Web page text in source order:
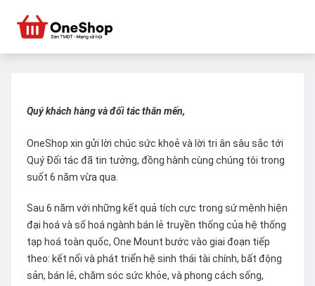
Quý khách hàng và đối tác thân mến,
OneShop xin gửi lời chúc sức khoẻ và lời tri ân sâu sắc tới
Quý Đối tác đã tin tưởng, đồng hành cùng chúng tôi trong
suốt 6 năm vừa qua.
Sau 6 năm với những kết quả tích cực trong sứ mệnh hiện
đại hoá và số hoá ngành bán lẻ truyền thống của hệ thống
tạp hoá toàn quốc, One Mount bước vào giai đoạn tiếp
theo: kết nối và phát triển hệ sinh thái tài chính, bất động
sản, bán lẻ, chăm sóc sức khỏe, và phong cách sống,